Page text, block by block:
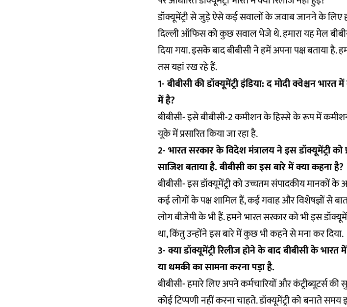
डॉक्यूमेंट्री से जुड़े ऐसे कई सवालों के जवाब जानने के लिए
दिल्ली ऑफिस को कुछ सवाल भेजे थे. हमारा यह मेल
दिया गया. इसके बाद बीबीसी ने हमें अपना पक्ष बताया
तस यहां रख रहे हैं.
1- बीबीसी की डॉक्यूमेंट्री इंडिया: द मोदी क्वेश्चन
में है?
बीबीसी- इसे बीबीसी-2 कमीशन के हिस्से के रूप में
यूके में प्रसारित किया जा रहा है.
2- भारत सरकार के विदेश मंत्रालय ने इस डॉक्यूमेंट्री
साजिश बताया है. बीबीसी का इस बारे में क्या कहना है?
बीबीसी- इस डॉक्यूमेंट्री को उच्चतम संपादकीय मानकों
कई लोगों के पक्ष शामिल हैं, कई गवाह और विशेषज्ञों से
लोग बीजेपी के भी हैं. हमने भारत सरकार को भी इस
था, किंतु उन्होंने इस बारे में कुछ भी कहने से मना कर दिया.
3- क्या डॉक्यूमेंट्री रिलीज होने के बाद बीबीसी के
या धमकी का सामना करना पड़ा है.
बीबीसी- हमारे लिए अपने कर्मचारियों और कंट्रीब्यूटर्स की
कोई टिप्पणी नहीं करना चाहते. डॉक्यूमेंट्री को बनाते समय